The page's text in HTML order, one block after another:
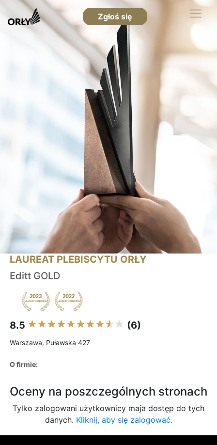
Zgłoś się
LAUREAT PLEBISCYTU ORŁY
Editt GOLD
8.5 (6)
Warszawa, Puławska 427
O firmie:
Oceny na poszczególnych stronach
Tylko zalogowani użytkownicy maja dostęp do tych
danych. Kliknij, aby się zalogować.